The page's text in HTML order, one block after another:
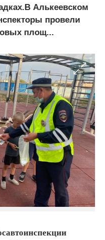
Алькеевском
провели
площ...